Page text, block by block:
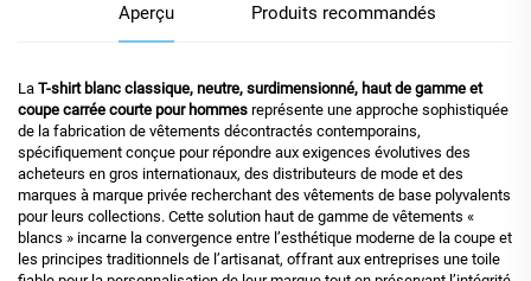
Aperçu Produits recommandés
La T-shirt blanc classique, neutre, surdimensionné, haut de gamme et
coupe carrée courte pour hommes représente une approche sophistiquée
de la fabrication de vêtements décontractés contemporains,
spécifiquement conçue pour répondre aux exigences évolutives des
acheteurs en gros internationaux, des distributeurs de mode et des
marques à marque privée recherchant des vêtements de base polyvalents
pour leurs collections. Cette solution haut de gamme de vêtements «
blancs » incarne la convergence entre l’esthétique moderne de la coupe et
les principes traditionnels de l’artisanat, offrant aux entreprises une toile